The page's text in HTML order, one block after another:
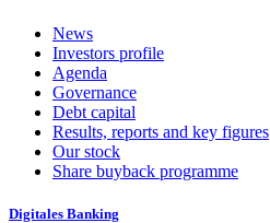
News
Investors profile
Agenda
Governance
Debt capital
Results, reports and key figures
Our stock
Share buyback programme
Digitales Banking